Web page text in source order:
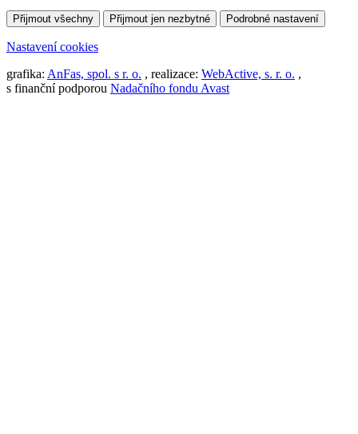
Přijmout všechny Přijmout jen nezbytné Podrobné nastavení
Nastavení cookies
grafika: AnFas, spol. s r. o. , realizace: WebActive, s. r. o. ,
s finanční podporou Nadačního fondu Avast